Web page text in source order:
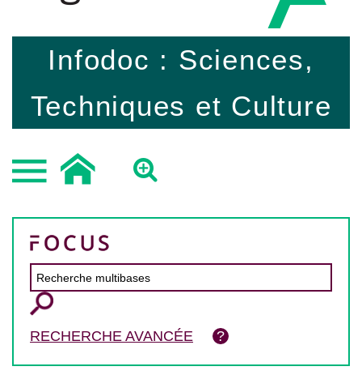
Infodoc : Sciences,
Techniques et Culture
RECHERCHE AVANCÉE